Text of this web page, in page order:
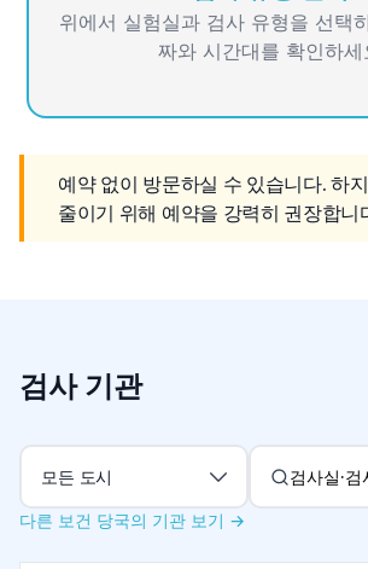
위에서 실험실과 검사 유형을 선택
짜와 시간대를 확인하세
예약 없이 방문하실 수 있습니다. 하
줄이기 위해 예약을 강력히 권장합니
검사 기관
도시별 필터
모든 도시
다른 보건 당국의 기관 보기 →